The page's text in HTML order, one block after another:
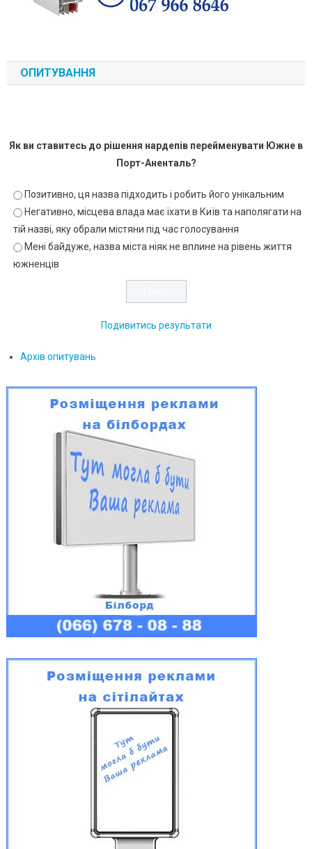
ОПИТУВАННЯ
Як ви ставитесь до рішення нардепів перейменувати Южне в
Порт-Аненталь?
Позитивно, ця назва підходить і робить його унікальним
Негативно, місцева влада має їхати в Київ та наполягати на
тій назві, яку обрали містяни під час голосування
Мені байдуже, назва міста ніяк не вплине на рівень життя
южненців
Подивитись результати
Архів опитувань